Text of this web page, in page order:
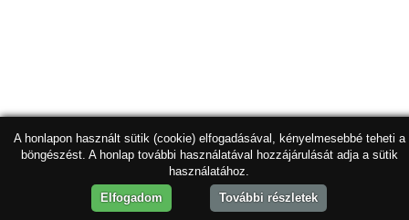
A honlapon használt sütik (cookie) elfogadásával, kényelmesebbé teheti a
böngészést. A honlap további használatával hozzájárulását adja a sütik
használatához.
Elfogadom
További részletek